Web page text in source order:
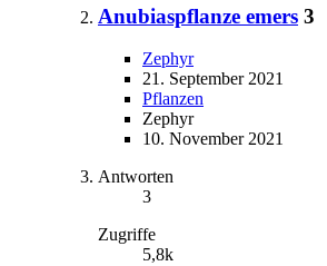
Anubiaspflanze emers 3
Zephyr
21. September 2021
Pflanzen
Zephyr
10. November 2021
Antworten
3
Zugriffe
5,8k